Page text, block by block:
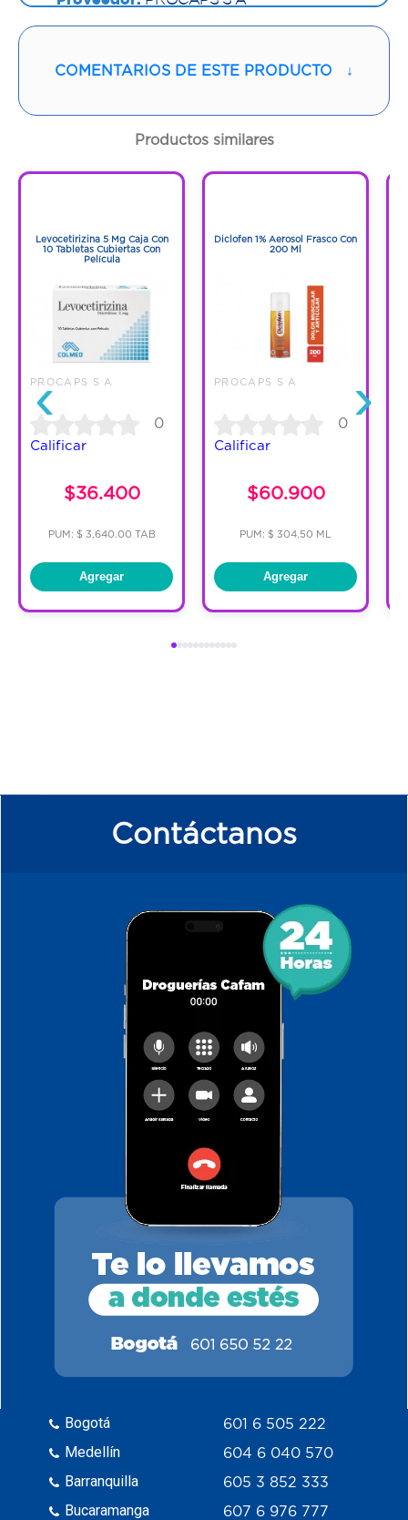
3 Tabletas
Código:1276161
COMENTARIOS DE ESTE PRODUCTO ↓
Productos similares
‹
Levocetirizina 5 Mg Caja Con
10 Tabletas Cubiertas Con
Película
PROCAPS S A
0
Calificar
$36.400
PUM: $ 3,640.00 TAB
Agregar
Diclofen 1% Aerosol Frasco Con
200 Ml
PROCAPS S A
0
Calificar
$60.900
PUM: $ 304.50 ML
Agregar
›
Contáctanos
Bogotá
Medellín
Barranquilla
Bucaramanga
601 6 505 222
604 6 040 570
605 3 852 333
607 6 976 777